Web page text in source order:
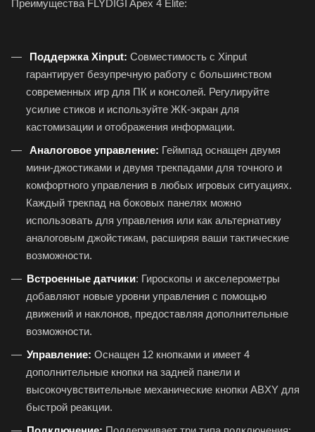
Преимущества FLYDIGI Apex 4 Elite:
Поддержка Xinput: Совместимость с Xinput
гарантирует безупречную работу с большинством
современных игр для ПК и консолей. Регулируйте
усилие стиков и используйте ЖК-экран для
кастомизации и отображения информации.
Аналоговое управление: Геймпад оснащен двумя
мини-джостиками и двумя трекпадами для точного и
комфортного управления в любых игровых ситуациях.
Каждый трекпад на боковых панелях можно
использовать для управления или как альтернативу
аналоговым джойстикам, расширяя ваши тактические
возможности.
Встроенные датчики: Гироскопы и акселерометры
добавляют новые уровни управления с помощью
движений и наклонов, предоставляя дополнительные
возможности.
Управление: Оснащен 12 кнопками и имеет 4
дополнительные кнопки на задней панели и
высокочувствительные механические кнопки ABXY для
быстрой реакции.